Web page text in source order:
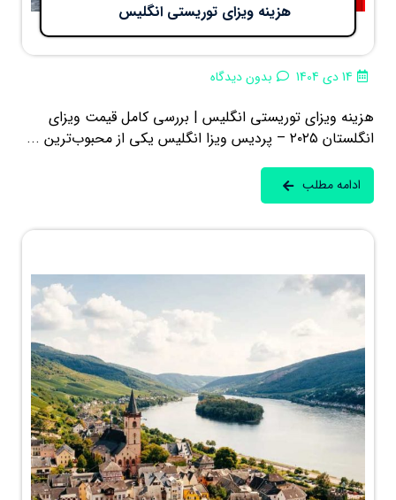
هزینه ویزای توریستی انگلیس
14 دی 1404 بدون دیدگاه
هزینه ویزای توریستی انگلیس | بررسی کامل قیمت ویزای
انگلستان ۲۰۲۵ – پردیس ویزا انگلیس یکی از محبوب‌ترین ...
ادامه مطلب